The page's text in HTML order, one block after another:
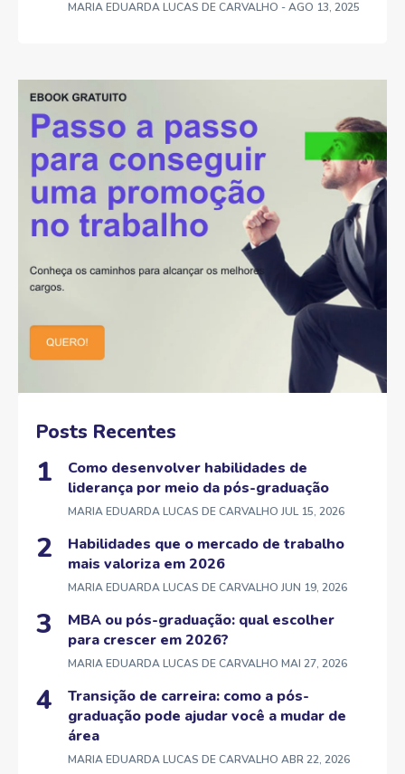
MARIA EDUARDA LUCAS DE CARVALHO - AGO 13, 2025
Posts Recentes
Como desenvolver habilidades de
liderança por meio da pós-graduação
MARIA EDUARDA LUCAS DE CARVALHO JUL 15, 2026
Habilidades que o mercado de trabalho
mais valoriza em 2026
MARIA EDUARDA LUCAS DE CARVALHO JUN 19, 2026
MBA ou pós-graduação: qual escolher
para crescer em 2026?
MARIA EDUARDA LUCAS DE CARVALHO MAI 27, 2026
Transição de carreira: como a pós-
graduação pode ajudar você a mudar de
área
MARIA EDUARDA LUCAS DE CARVALHO ABR 22, 2026